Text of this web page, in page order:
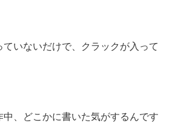
いないだけで、クラックが入って
中、どこかに書いた気がするんです